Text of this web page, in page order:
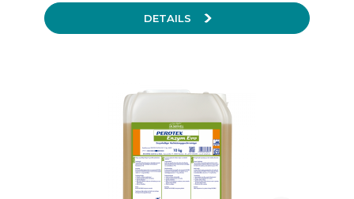
DETAILS